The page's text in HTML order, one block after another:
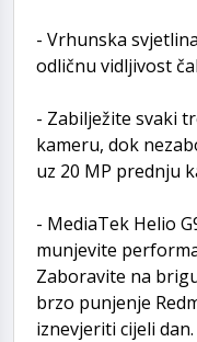
- Vrhunska
odličnu vidljivost
- Zabilježite svaki
kameru, dok
uz 20 MP prednju
- MediaTek Helio
munjevite
Zaboravite na
brzo punjenje
iznevjeriti cijeli dan.